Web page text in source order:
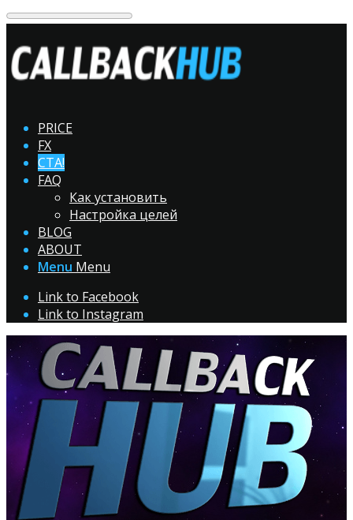
PRICE
FX
CTA!
FAQ
Как установить
Настройка целей
BLOG
ABOUT
Menu Menu
Link to Facebook
Link to Instagram